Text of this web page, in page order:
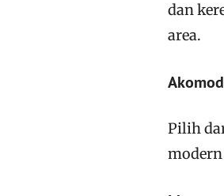
dan
area.
Pilih